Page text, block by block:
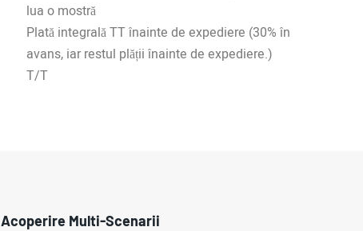
lua o mostră
Plată integrală TT înainte de expediere (30% în
avans, iar restul plății înainte de expediere.)
T/T
Acoperire Multi-Scenarii